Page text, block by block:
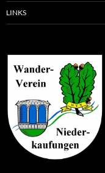
LINKS